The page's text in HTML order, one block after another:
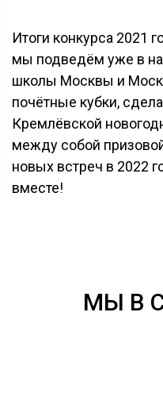
Итоги конкурса 2021
мы подведём уже в
школы Москвы и
почётные кубки,
Кремлёвской
между собой
новых встреч в 2022
вместе!
МЫ В